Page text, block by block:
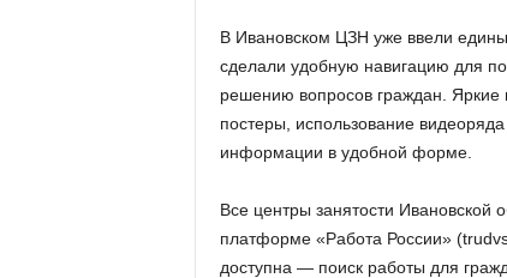
В Ивановском ЦЗН уже ввели
сделали удобную навигацию для
решению вопросов граждан.
постеры, использование
информации в удобной форме.
Все центры занятости Ивановской
платформе «Работа России»
доступна — поиск работы для